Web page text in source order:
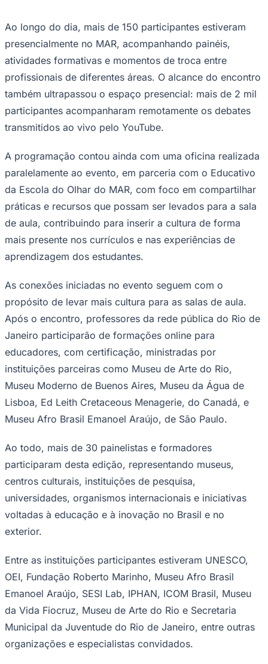
Corinthians
Ao longo do dia, mais de 150 participantes estiveram
presencialmente no MAR, acompanhando painéis,
atividades formativas e momentos de troca entre
profissionais de diferentes áreas. O alcance do encontro
também ultrapassou o espaço presencial: mais de 2 mil
participantes acompanharam remotamente os debates
transmitidos ao vivo pelo YouTube.
A programação contou ainda com uma oficina realizada
paralelamente ao evento, em parceria com o Educativo
da Escola do Olhar do MAR, com foco em compartilhar
práticas e recursos que possam ser levados para a sala
de aula, contribuindo para inserir a cultura de forma
mais presente nos currículos e nas experiências de
aprendizagem dos estudantes.
As conexões iniciadas no evento seguem com o
propósito de levar mais cultura para as salas de aula.
Após o encontro, professores da rede pública do Rio de
Janeiro participarão de formações online para
educadores, com certificação, ministradas por
instituições parceiras como Museu de Arte do Rio,
Museu Moderno de Buenos Aires, Museu da Água de
Lisboa, Ed Leith Cretaceous Menagerie, do Canadá, e
Museu Afro Brasil Emanoel Araújo, de São Paulo.
Ao todo, mais de 30 painelistas e formadores
participaram desta edição, representando museus,
centros culturais, instituições de pesquisa,
universidades, organismos internacionais e iniciativas
voltadas à educação e à inovação no Brasil e no
exterior.
Entre as instituições participantes estiveram UNESCO,
OEI, Fundação Roberto Marinho, Museu Afro Brasil
Emanoel Araújo, SESI Lab, IPHAN, ICOM Brasil, Museu
da Vida Fiocruz, Museu de Arte do Rio e Secretaria
Municipal da Juventude do Rio de Janeiro, entre outras
organizações e especialistas convidados.